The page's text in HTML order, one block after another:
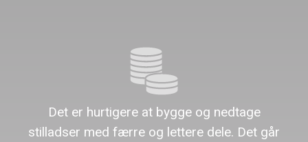
Det er hurtigere at bygge og nedtage
stilladser med færre og lettere dele. Det går